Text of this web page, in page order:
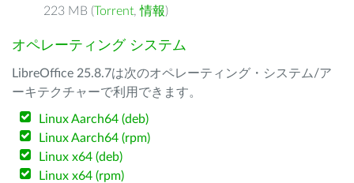
223 MB (Torrent,情報)
オペレーティング システム
LibreOffice 25.8.7は次のオペレーティング・システム/ア
ーキテクチャーで利用できます。
Linux Aarch64 (deb)
Linux Aarch64 (rpm)
Linux x64 (deb)
Linux x64 (rpm)